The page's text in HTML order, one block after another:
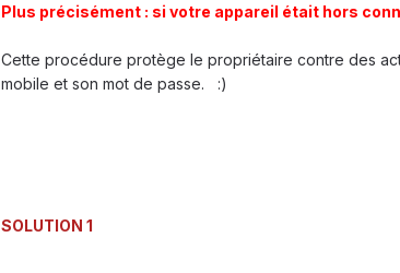
Plus précisément : si votre appareil était hors
Cette procédure protège le propriétaire contre des
mobile et son mot de passe. :)
SOLUTION 1